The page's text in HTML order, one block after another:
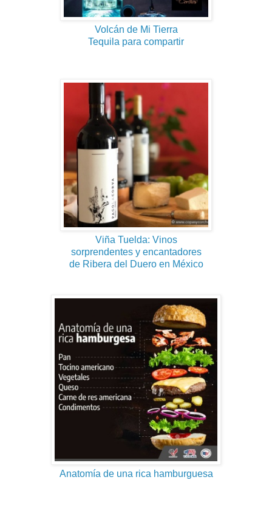
Volcán de Mi Tierra
Tequila para compartir
Viña Tuelda: Vinos
sorprendentes y encantadores
de Ribera del Duero en México
Anatomía de una rica hamburguesa